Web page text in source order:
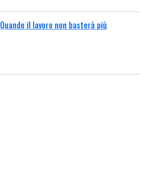
Quando il lavoro non basterà più